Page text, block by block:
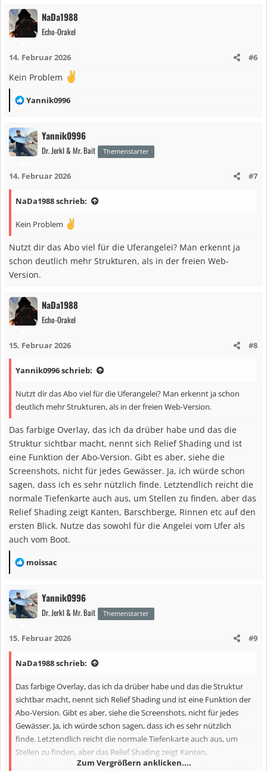
NaDa1988
Echo-Orakel
14. Februar 2026 #6
Kein Problem
R
a
k
t
o
e
:
Yannik0996
Yannik0996
Dr. Jerkl & Mr. Bait Themenstarter
14. Februar 2026 #7
NaDa1988 schrieb:
Kein Problem
Nutzt dir das Abo viel für die Uferangelei? Man erkennt ja
schon deutlich mehr Strukturen, als in der freien Web-
Version.
NaDa1988
Echo-Orakel
15. Februar 2026 #8
Yannik0996 schrieb:
Nutzt dir das Abo viel für die Uferangelei? Man erkennt ja schon
deutlich mehr Strukturen, als in der freien Web-Version.
Das farbige Overlay, das ich da drüber habe und das die
Struktur sichtbar macht, nennt sich Relief Shading und ist
eine Funktion der Abo-Version. Gibt es aber, siehe die
Screenshots, nicht für jedes Gewässer. Ja, ich würde schon
sagen, dass ich es sehr nützlich finde. Letztendlich reicht die
normale Tiefenkarte auch aus, um Stellen zu finden, aber das
Relief Shading zeigt Kanten, Barschberge, Rinnen etc auf den
ersten Blick. Nutze das sowohl für die Angelei vom Ufer als
auch vom Boot.
R
a
k
t
o
e
:
moissac
Yannik0996
Dr. Jerkl & Mr. Bait Themenstarter
15. Februar 2026 #9
NaDa1988 schrieb:
Das farbige Overlay, das ich da drüber habe und das die Struktur
sichtbar macht, nennt sich Relief Shading und ist eine Funktion der
Abo-Version. Gibt es aber, siehe die Screenshots, nicht für jedes
Gewässer. Ja, ich würde schon sagen, dass ich es sehr nützlich
finde. Letztendlich reicht die normale Tiefenkarte auch aus, um
Stellen zu finden, aber das Relief Shading zeigt Kanten,
Barschberge, Rinnen etc auf den ersten Blick. Nutze das sowohl für
Zum Vergrößern anklicken....